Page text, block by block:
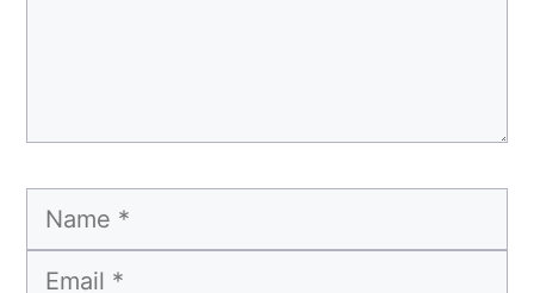
Name
Email